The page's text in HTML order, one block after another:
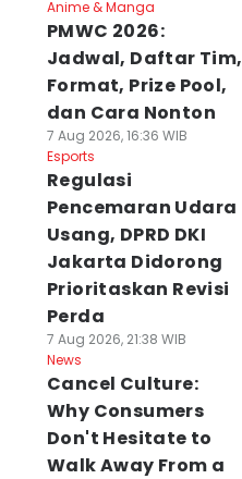
Anime & Manga
PMWC 2026:
Jadwal, Daftar Tim,
Format, Prize Pool,
dan Cara Nonton
7 Aug 2026, 16:36 WIB
Esports
Regulasi
Pencemaran Udara
Usang, DPRD DKI
Jakarta Didorong
Prioritaskan Revisi
Perda
7 Aug 2026, 21:38 WIB
News
Cancel Culture:
Why Consumers
Don't Hesitate to
Walk Away From a